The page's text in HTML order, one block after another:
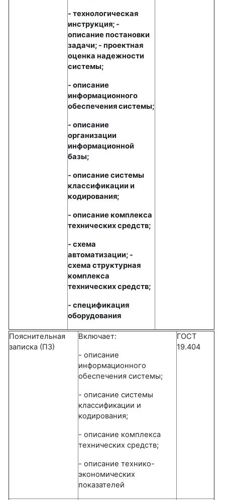
- технологическая
инструкция; -
описание постановки
задачи; - проектная
оценка надежности
системы;
- описание
информационного
обеспечения системы;
- описание
организации
информационной
базы;
- описание системы
классификации и
кодирования;
- описание комплекса
технических средств;
- схема
автоматизации; -
схема структурная
комплекса
технических средств;
- спецификация
оборудования
Пояснительная
записка (ПЗ)
Включает:
- описание
информационного
обеспечения системы;
- описание системы
классификации и
кодирования;
- описание комплекса
технических средств;
- описание технико-
экономических
показателей
ГОСТ
19.404